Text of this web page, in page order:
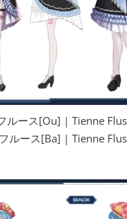
ルース[Ou] | Tienne
ルース[Ba] | Tienne